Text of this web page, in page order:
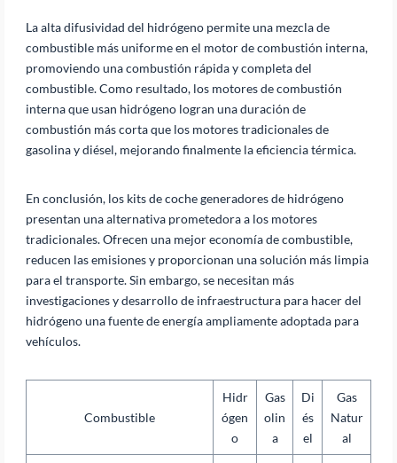
La alta difusividad del hidrógeno permite una mezcla de
combustible más uniforme en el motor de combustión interna,
promoviendo una combustión rápida y completa del
combustible. Como resultado, los motores de combustión
interna que usan hidrógeno logran una duración de
combustión más corta que los motores tradicionales de
gasolina y diésel, mejorando finalmente la eficiencia térmica.
En conclusión, los kits de coche generadores de hidrógeno
presentan una alternativa prometedora a los motores
tradicionales. Ofrecen una mejor economía de combustible,
reducen las emisiones y proporcionan una solución más limpia
para el transporte. Sin embargo, se necesitan más
investigaciones y desarrollo de infraestructura para hacer del
hidrógeno una fuente de energía ampliamente adoptada para
vehículos.
Combustible
Hidr
ógen
o
Gas
olin
a
Di
és
el
Gas
Natur
al